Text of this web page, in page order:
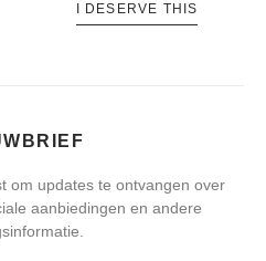
I DESERVE THIS
om updates te ontvangen over
aanbiedingen en andere